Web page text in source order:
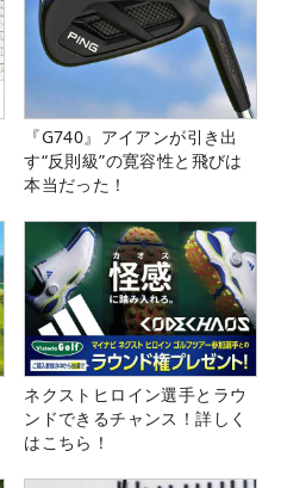
『G740』アイアンが引き出
す“反則級”の寛容性と飛びは
本当だった！
ネクストヒロイン選手とラウ
ンドできるチャンス！詳しく
はこちら！